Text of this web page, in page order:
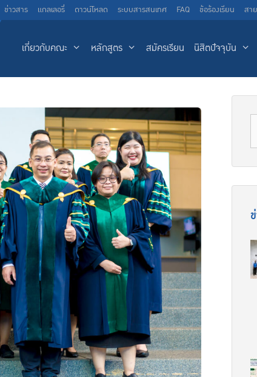
ข่าวสาร แกลเลอรี่ ดาวน์โหลด ระบบสารสนเทศ FAQ ข้อร้องเรียน สา
เกี่ยวกับคณะ หลักสูตร สมัครเรียน นิสิตปัจจุบัน